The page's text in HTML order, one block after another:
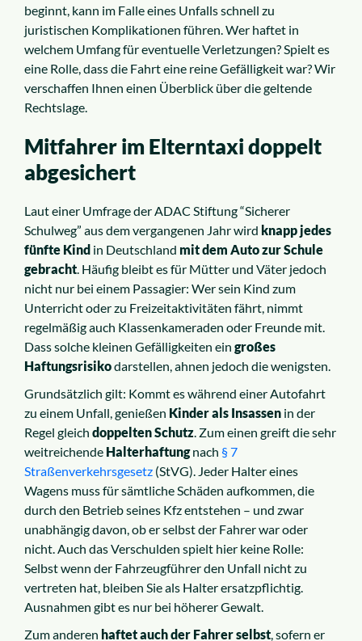
So funktioniert es
Kosten
Standorte
News
Über uns
Karriere
Insolvenzrecht
Alle Rechtsgebiete
beginnt, kann im Falle eines Unfalls schnell zu
juristischen Komplikationen führen. Wer haftet in
welchem Umfang für eventuelle Verletzungen? Spielt es
eine Rolle, dass die Fahrt eine reine Gefälligkeit war? Wir
verschaffen Ihnen einen Überblick über die geltende
Rechtslage.
Mitfahrer im Elterntaxi doppelt
abgesichert
Laut einer Umfrage der ADAC Stiftung “Sicherer
Schulweg” aus dem vergangenen Jahr wird knapp jedes
fünfte Kind in Deutschland mit dem Auto zur Schule
gebracht. Häufig bleibt es für Mütter und Väter jedoch
nicht nur bei einem Passagier: Wer sein Kind zum
Unterricht oder zu Freizeitaktivitäten fährt, nimmt
regelmäßig auch Klassenkameraden oder Freunde mit.
Dass solche kleinen Gefälligkeiten ein großes
Haftungsrisikodarstellen, ahnen jedoch die wenigsten.
Grundsätzlich gilt: Kommt es während einer Autofahrt
zu einem Unfall, genießen Kinder als Insassen in der
Regel gleich doppelten Schutz. Zum einen greift die sehr
weitreichende Halterhaftungnach § 7
Straßenverkehrsgesetz (StVG). Jeder Halter eines
Wagens muss für sämtliche Schäden aufkommen, die
durch den Betrieb seines Kfz entstehen – und zwar
unabhängig davon, ob er selbst der Fahrer war oder
nicht. Auch das Verschulden spielt hier keine Rolle:
Selbst wenn der Fahrzeugführer den Unfall nicht zu
vertreten hat, bleiben Sie als Halter ersatzpflichtig.
Ausnahmen gibt es nur bei höherer Gewalt.
Zum anderen haftet auch der Fahrer selbst, sofern er